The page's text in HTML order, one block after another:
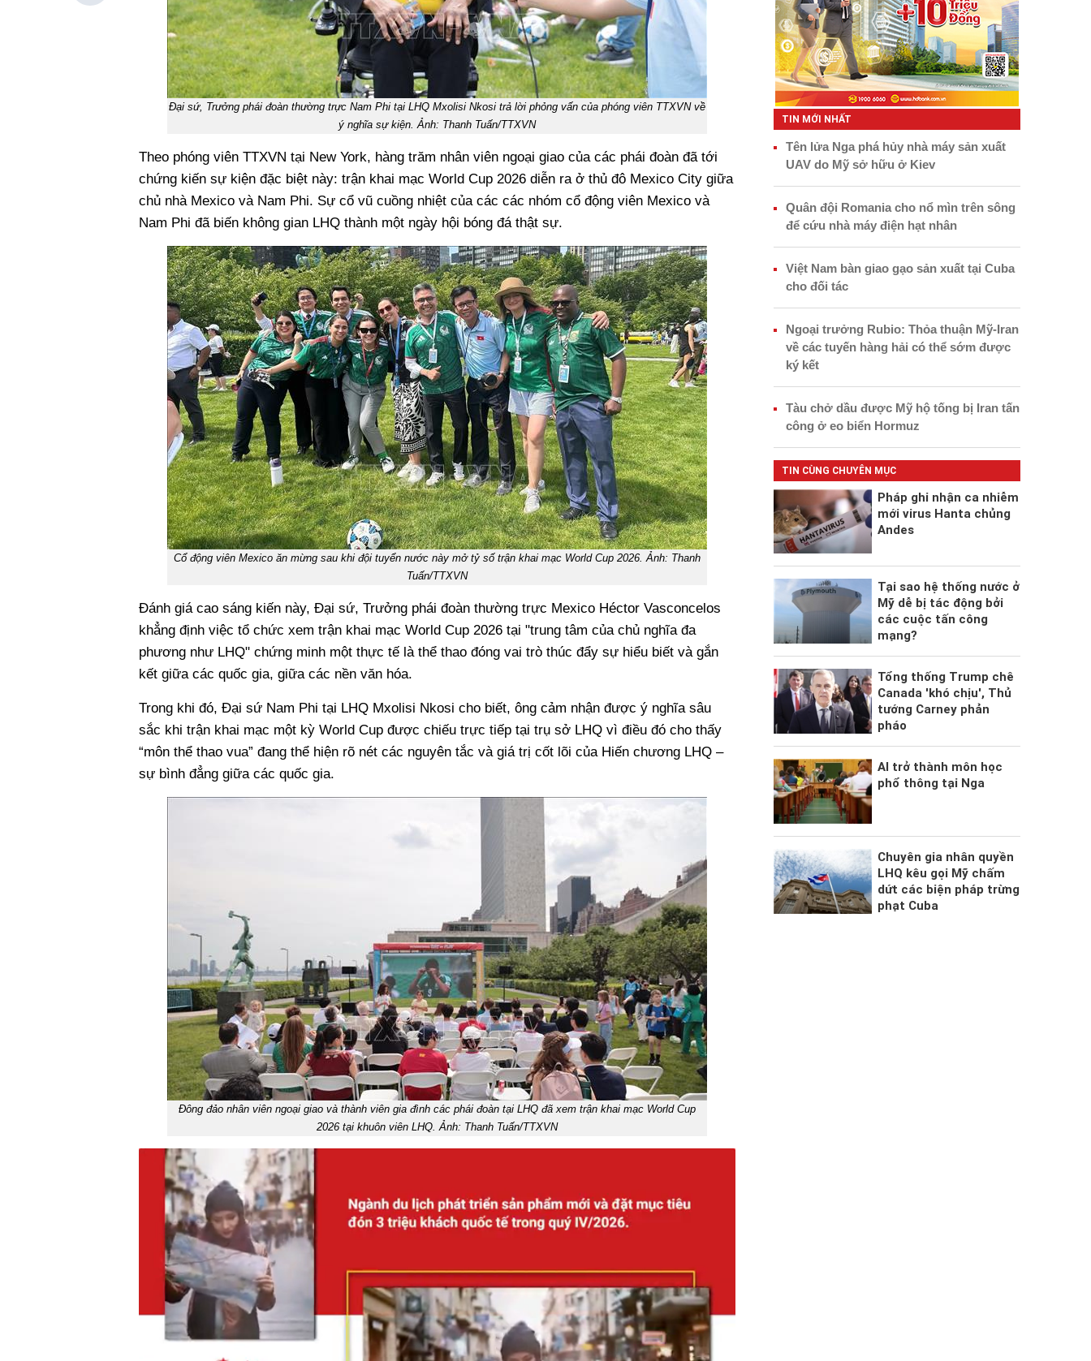
Đại sứ, Trưởng phái đoàn thường trực Nam Phi tại LHQ Mxolisi Nkosi trả lời phỏng vấn của phóng viên TTXVN về
ý nghĩa sự kiện. Ảnh: Thanh Tuấn/TTXVN
Theo phóng viên TTXVN tại New York, hàng trăm nhân viên ngoại giao của các phái đoàn đã tới
chứng kiến sự kiện đặc biệt này: trận khai mạc World Cup 2026 diễn ra ở thủ đô Mexico City giữa
chủ nhà Mexico và Nam Phi. Sự cổ vũ cuồng nhiệt của các các nhóm cổ động viên Mexico và
Nam Phi đã biến không gian LHQ thành một ngày hội bóng đá thật sự.
Cổ động viên Mexico ăn mừng sau khi đội tuyển nước này mở tỷ số trận khai mạc World Cup 2026. Ảnh: Thanh
Tuấn/TTXVN
Đánh giá cao sáng kiến này, Đại sứ, Trưởng phái đoàn thường trực Mexico Héctor Vasconcelos
khẳng định việc tổ chức xem trận khai mạc World Cup 2026 tại "trung tâm của chủ nghĩa đa
phương như LHQ" chứng minh một thực tế là thể thao đóng vai trò thúc đẩy sự hiểu biết và gắn
kết giữa các quốc gia, giữa các nền văn hóa.
Trong khi đó, Đại sứ Nam Phi tại LHQ Mxolisi Nkosi cho biết, ông cảm nhận được ý nghĩa sâu
sắc khi trận khai mạc một kỳ World Cup được chiếu trực tiếp tại trụ sở LHQ vì điều đó cho thấy
“môn thể thao vua” đang thể hiện rõ nét các nguyên tắc và giá trị cốt lõi của Hiến chương LHQ –
sự bình đẳng giữa các quốc gia.
Đông đảo nhân viên ngoại giao và thành viên gia đình các phái đoàn tại LHQ đã xem trận khai mạc World Cup
2026 tại khuôn viên LHQ. Ảnh: Thanh Tuấn/TTXVN
TIN MỚI NHẤT
Tên lửa Nga phá hủy nhà máy sản xuất
UAV do Mỹ sở hữu ở Kiev
Quân đội Romania cho nổ mìn trên sông
để cứu nhà máy điện hạt nhân
Việt Nam bàn giao gạo sản xuất tại Cuba
cho đối tác
Ngoại trưởng Rubio: Thỏa thuận Mỹ-Iran
về các tuyến hàng hải có thể sớm được
ký kết
Tàu chở dầu được Mỹ hộ tống bị Iran tấn
công ở eo biển Hormuz
TIN CÙNG CHUYÊN MỤC
Pháp ghi nhận ca nhiễm
mới virus Hanta chủng
Andes
Tại sao hệ thống nước ở
Mỹ dễ bị tác động bởi
các cuộc tấn công
mạng?
Tổng thống Trump chê
Canada 'khó chịu', Thủ
tướng Carney phản
pháo
AI trở thành môn học
phổ thông tại Nga
Chuyên gia nhân quyền
LHQ kêu gọi Mỹ chấm
dứt các biện pháp trừng
phạt Cuba